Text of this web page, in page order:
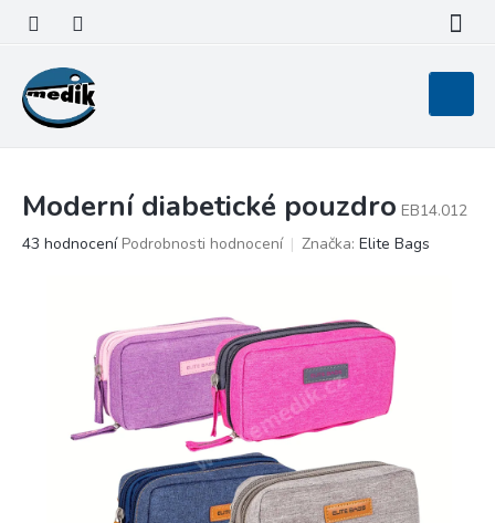
obsah
košík
Moderní diabetické pouzdro EB14.012
Průměrné
43 hodnocení Podrobnosti hodnocení Značka: Elite Bags